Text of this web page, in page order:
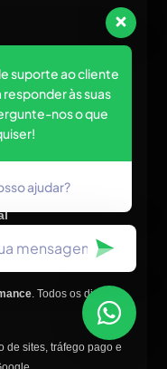
. Todos os direitos
de sites, tráfego pago e
suporte ao cliente
às suas
nos o que
ajudar?